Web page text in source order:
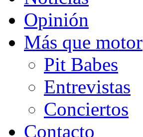
Opinión
Más que motor
Pit Babes
Entrevistas
Conciertos
Contacto